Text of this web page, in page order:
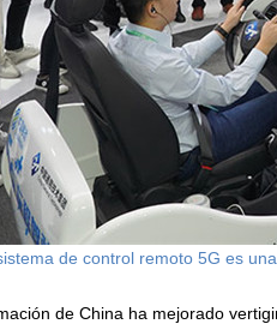
de control remoto 5G es
de China ha mejorado